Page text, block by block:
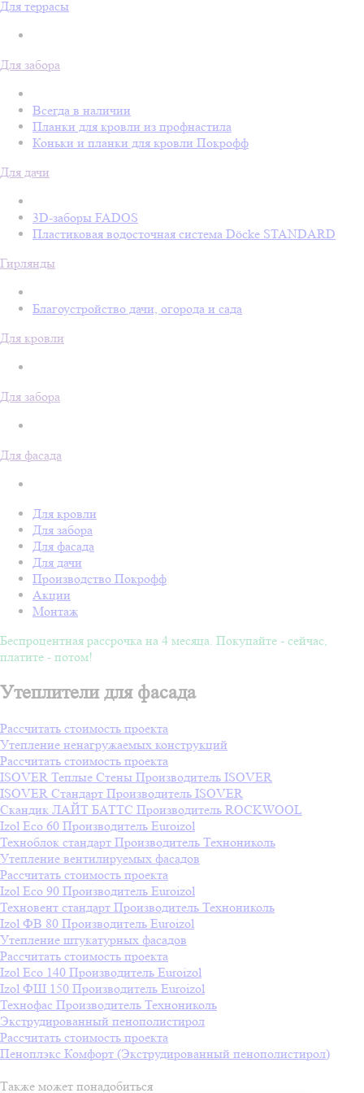
Для террасы
Для забора
Всегда в наличии
Планки для кровли из профнастила
Коньки и планки для кровли Покрофф
Для дачи
3D-заборы FADOS
Пластиковая водосточная система Döcke STANDARD
Гирлянды
Благоустройство дачи, огорода и сада
Для кровли
Для забора
Для фасада
Для кровли
Для забора
Для фасада
Для дачи
Производство Покрофф
Акции
Монтаж
Беспроцентная рассрочка на 4 месяца. Покупайте - сейчас,
платите - потом!
Утеплители для фасада
Рассчитать стоимость проекта
Утепление ненагружаемых конструкций
Рассчитать стоимость проекта
ISOVER Теплые Стены Производитель ISOVER
ISOVER Стандарт Производитель ISOVER
Скандик ЛАЙТ БАТТС Производитель ROCKWOOL
Izol Eco 60 Производитель Euroizol
Техноблок стандарт Производитель Технониколь
Утепление вентилируемых фасадов
Рассчитать стоимость проекта
Izol Eco 90 Производитель Euroizol
Техновент стандарт Производитель Технониколь
Izol ФВ 80 Производитель Euroizol
Утепление штукатурных фасадов
Рассчитать стоимость проекта
Izol Eco 140 Производитель Euroizol
Izol ФШ 150 Производитель Euroizol
Технофас Производитель Технониколь
Экструдированный пенополистирол
Рассчитать стоимость проекта
Пеноплэкс Комфорт (Экструдированный пенополистирол)
Также может понадобиться